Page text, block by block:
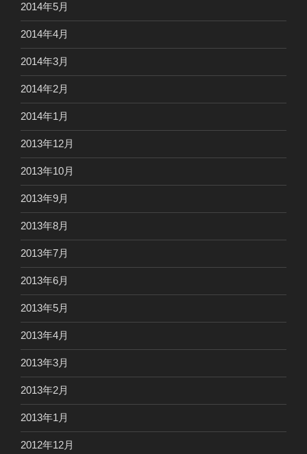
2014年5月
2014年4月
2014年3月
2014年2月
2014年1月
2013年12月
2013年10月
2013年9月
2013年8月
2013年7月
2013年6月
2013年5月
2013年4月
2013年3月
2013年2月
2013年1月
2012年12月